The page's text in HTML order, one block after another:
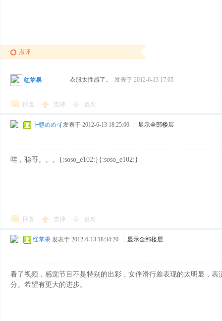
点评
红苹果 衣服太性感了。 发表于 2012-6-13 17:05
回复 支持 反对
┡戆めめ≮∫ 发表于 2012-6-13 18:25:00 显示全部楼层
哇，聪哥。。。{:soso_e102:}{:soso_e102:}
回复 支持 反对
红苹果 发表于 2012-6-13 18:34:20 显示全部楼层
看了视频，感觉节目不是特别的出彩，女伴滑行差表现的太明显，
分。希望有更大的进步。